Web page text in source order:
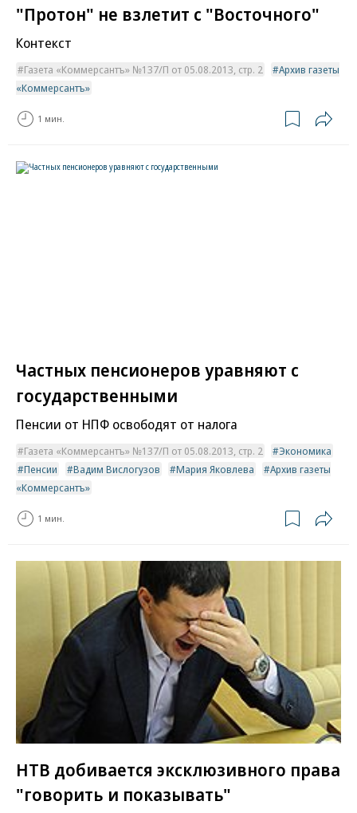
"Протон" не взлетит с "Восточного"
Контекст
Газета «Коммерсантъ» №137/П от 05.08.2013, стр. 2
Архив газеты
«Коммерсантъ»
1 мин.
Частных пенсионеров уравняют с
государственными
Пенсии от НПФ освободят от налога
Газета «Коммерсантъ» №137/П от 05.08.2013, стр. 2
Экономика
Пенсии
Вадим Вислогузов Мария Яковлева
Архив газеты
«Коммерсантъ»
1 мин.
НТВ добивается эксклюзивного права
"говорить и показывать"